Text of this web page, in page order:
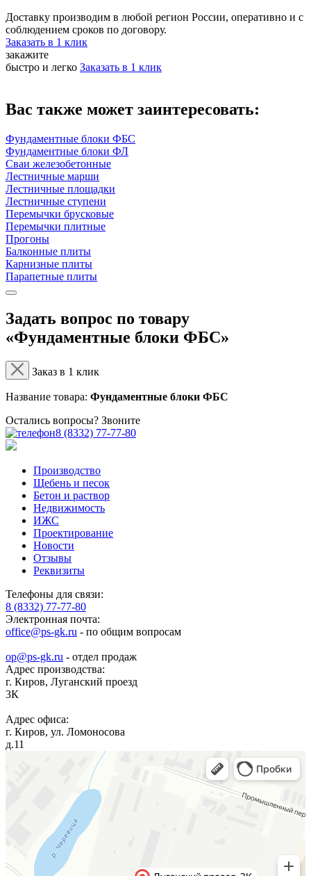
Доставку производим в любой регион России, оперативно и с
соблюдением сроков по договору.
Заказать в 1 клик
закажите
быстро и легко Заказать в 1 клик
Вас также может заинтересовать:
Фундаментные блоки ФБС
Фундаментные блоки ФЛ
Сваи железобетонные
Лестничные марши
Лестничные площадки
Лестничные ступени
Перемычки брусковые
Перемычки плитные
Прогоны
Балконные плиты
Карнизные плиты
Парапетные плиты
Задать вопрос по товару
«Фундаментные блоки ФБС»
Заказ в 1 клик
Название товара: Фундаментные блоки ФБС
Остались вопросы? Звоните
8 (8332) 77-77-80
Производство
Щебень и песок
Бетон и раствор
Недвижимость
ИЖС
Проектирование
Новости
Отзывы
Реквизиты
Телефоны для связи:
8 (8332) 77-77-80
Электронная почта:
office@ps-gk.ru - по общим вопросам
op@ps-gk.ru - отдел продаж
Адрес производства:
г. Киров, Луганский проезд
3К
Адрес офиса:
г. Киров, ул. Ломоносова
д.11